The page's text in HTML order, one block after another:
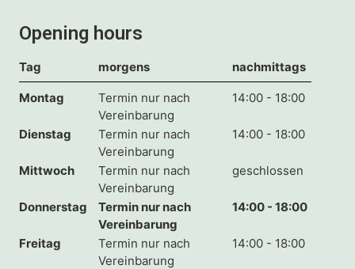
Opening hours
Tag morgens nachmittags
Montag
Termin nur nach
Vereinbarung
14:00 - 18:00
Dienstag
Termin nur nach
Vereinbarung
14:00 - 18:00
Mittwoch
Termin nur nach
Vereinbarung
geschlossen
Donnerstag
Termin nur nach
Vereinbarung
14:00 - 18:00
Freitag
Termin nur nach
Vereinbarung
14:00 - 18:00